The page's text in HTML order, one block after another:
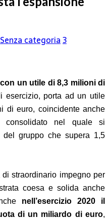
Senza categoria3
un utile di 8,3 milioni di
esercizio, porta ad un utile
di euro, coincidente anche
nel quale si
gruppo che supera 1,5
straordinario impegno per
coesa e solida anche
nell’esercizio 2020 il
di un miliardo di euro,